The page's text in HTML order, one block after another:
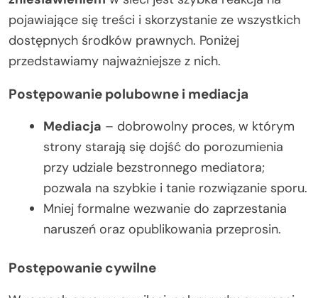
pojawiające się treści i skorzystanie ze wszystkich
dostępnych środków prawnych. Poniżej
przedstawiamy najważniejsze z nich.
Postępowanie polubowne i mediacja
Mediacja – dobrowolny proces, w którym
strony starają się dojść do porozumienia
przy udziale bezstronnego mediatora;
pozwala na szybkie i tanie rozwiązanie sporu.
Mniej formalne wezwanie do zaprzestania
naruszeń oraz opublikowania przeprosin.
Postępowanie cywilne